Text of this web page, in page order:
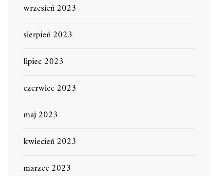
wrzesień 2023
sierpień 2023
lipiec 2023
czerwiec 2023
maj 2023
kwiecień 2023
marzec 2023